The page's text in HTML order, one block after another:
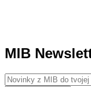
MIB